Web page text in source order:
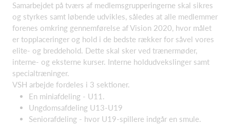
Samarbejdet på tværs af medlemsgrupperingerne skal sikres
og styrkes samt løbende udvikles, således at alle medlemmer
forenes omkring gennemførelse af Vision 2020, hvor målet
er topplaceringer og hold i de bedste rækker for såvel vores
elite- og breddehold. Dette skal sker ved trænermøder,
interne- og eksterne kurser. Interne holdudvekslinger samt
specialtræninger.
VSH arbejde fordeles i 3 sektioner.
En miniafdeling - U11.
Ungdomsafdeling U13-U19
Seniorafdeling - hvor U19-spillere indgår en smule.